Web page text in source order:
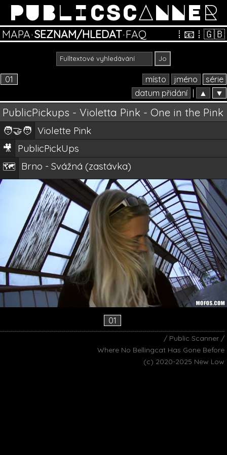
PUBLICSCANNER
MAPA·SEZNAM/HLEDAT·FAQ ⁞ 📧 ⁞ 🇬🇧
01 místo jméno
série
datum přidání
▲ ▼
PublicPickups - Violetta Pink - One in the Pink
🧑‍🤝‍🧑 Violette Pink
🎥 PublicPickUps
🗺️ Brno - Svážná (zastávka)
01
/ Public Scanner /
Where No Bellingcat Has Gone Before
(c) 2020-2025 New Low